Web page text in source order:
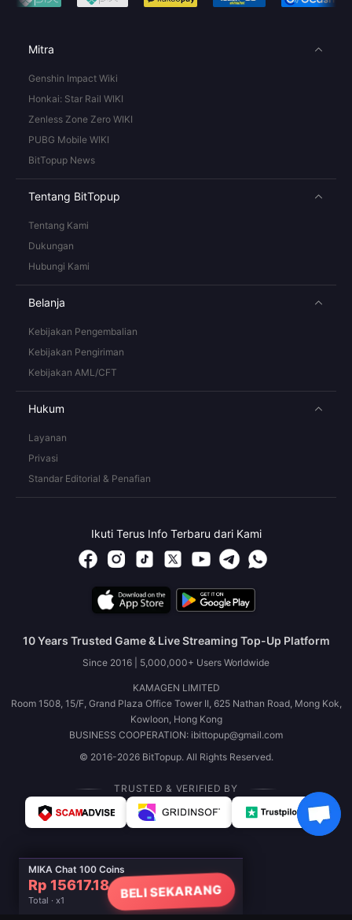
MIKA Chat 100 Coins
Rp 15617.18
Total · x1
BELI SEKARANG
Mitra
Genshin Impact Wiki
Honkai: Star Rail WIKI
Zenless Zone Zero WIKI
PUBG Mobile WIKI
BitTopup News
Tentang BitTopup
Tentang Kami
Dukungan
Hubungi Kami
Belanja
Kebijakan Pengembalian
Kebijakan Pengiriman
Kebijakan AML/CFT
Hukum
Layanan
Privasi
Standar Editorial & Penafian
Ikuti Terus Info Terbaru dari Kami
10 Years Trusted Game & Live Streaming Top-Up Platform
Since 2016 | 5,000,000+ Users Worldwide
KAMAGEN LIMITED
Room 1508, 15/F, Grand Plaza Office Tower II, 625 Nathan Road, Mong Kok,
Kowloon, Hong Kong
BUSINESS COOPERATION: ibittopup@gmail.com
© 2016-2026 BitTopup. All Rights Reserved.
TRUSTED & VERIFIED BY